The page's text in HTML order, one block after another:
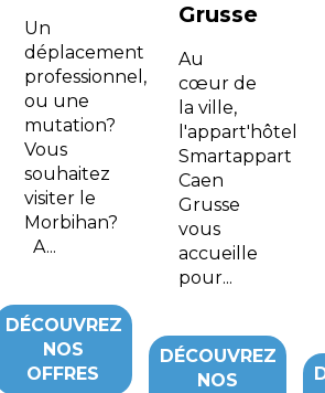
Un
déplacement
professionnel,
ou une
mutation?
Vous
souhaitez
visiter le
Morbihan?
A...
DÉCOUVREZ
NOS
OFFRES
Grusse
Au
cœur de
la ville,
l'appart'hôtel
Smartappart
Caen
Grusse
vous
accueille
pour...
DÉCOUVREZ
NOS